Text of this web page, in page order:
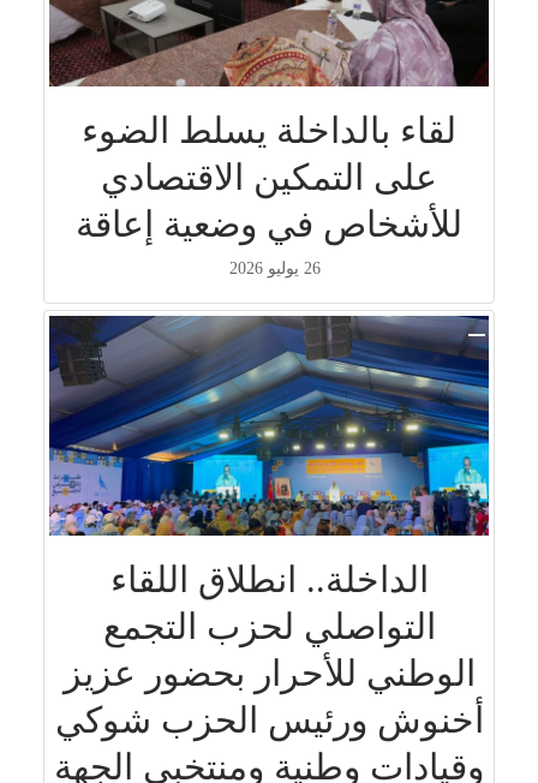
لقاء بالداخلة يسلط الضوء
على التمكين الاقتصادي
للأشخاص في وضعية إعاقة
26 يوليو 2026
الداخلة.. انطلاق اللقاء
التواصلي لحزب التجمع
الوطني للأحرار بحضور عزيز
أخنوش ورئيس الحزب شوكي
وقيادات وطنية ومنتخبي الجهة